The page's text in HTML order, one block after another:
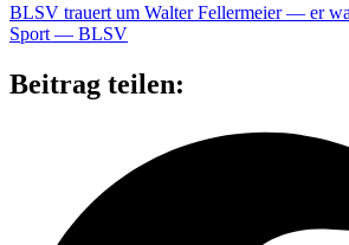
BLSV trau­ert um Wal­ter Fel­ler­meier — er
Sport — BLSV
Beitrag teilen: